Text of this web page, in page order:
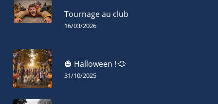
Tournage au club
16/03/2026
🎃 Halloween ! 🐶
31/10/2025